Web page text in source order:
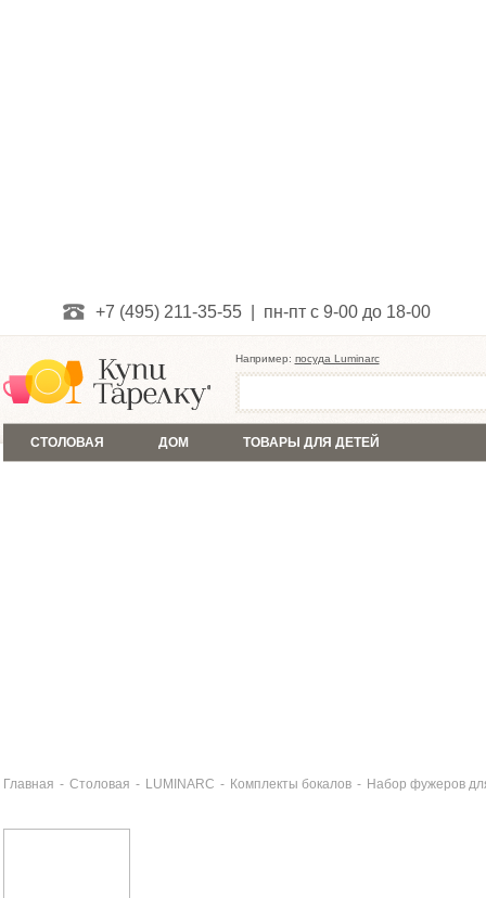
+7 (495) 211-35-55 | пн-пт с 9-00 до 18-00
Например: посуда Luminarc
СТОЛОВАЯ ДОМ ТОВАРЫ ДЛЯ ДЕТЕЙ
Главная - Столовая - LUMINARC - Комплекты бокалов - Набор фужеров